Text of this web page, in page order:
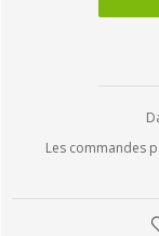
Les commandes